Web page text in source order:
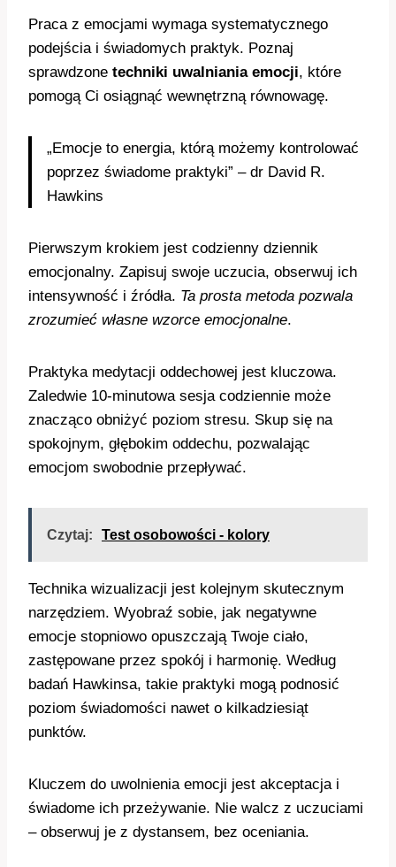
Praca z emocjami wymaga systematycznego
podejścia i świadomych praktyk. Poznaj
sprawdzone techniki uwalniania emocji, które
pomogą Ci osiągnąć wewnętrzną równowagę.
„Emocje to energia, którą możemy kontrolować
poprzez świadome praktyki” – dr David R.
Hawkins
Pierwszym krokiem jest codzienny dziennik
emocjonalny. Zapisuj swoje uczucia, obserwuj ich
intensywność i źródła. Ta prosta metoda pozwala
zrozumieć własne wzorce emocjonalne.
Praktyka medytacji oddechowej jest kluczowa.
Zaledwie 10-minutowa sesja codziennie może
znacząco obniżyć poziom stresu. Skup się na
spokojnym, głębokim oddechu, pozwalając
emocjom swobodnie przepływać.
Czytaj: Test osobowości - kolory
Technika wizualizacji jest kolejnym skutecznym
narzędziem. Wyobraź sobie, jak negatywne
emocje stopniowo opuszczają Twoje ciało,
zastępowane przez spokój i harmonię. Według
badań Hawkinsa, takie praktyki mogą podnosić
poziom świadomości nawet o kilkadziesiąt
punktów.
Kluczem do uwolnienia emocji jest akceptacja i
świadome ich przeżywanie. Nie walcz z uczuciami
– obserwuj je z dystansem, bez oceniania.